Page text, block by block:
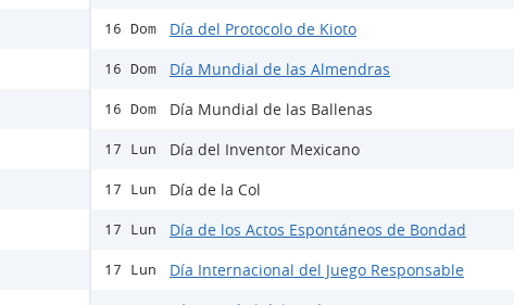
16 Dom Día del Protocolo de Kioto
16 Dom Día Mundial de las Almendras
16 Dom Día Mundial de las Ballenas
17 Lun Día del Inventor Mexicano
17 Lun Día de la Col
17 Lun Día de los Actos Espontáneos de Bondad
17 Lun Día Internacional del Juego Responsable